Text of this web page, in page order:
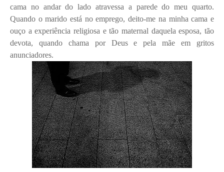
cama no andar do lado atravessa a parede do meu quarto.
Quando o marido está no emprego, deito-me na minha cama e
ouço a experiência religiosa e tão maternal daquela esposa, tão
devota, quando chama por Deus e pela mãe em gritos
anunciadores.